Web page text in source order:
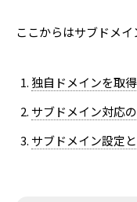
ここからはサブドメイ
独自ドメインを取
サブドメイン対応
サブドメイン設定